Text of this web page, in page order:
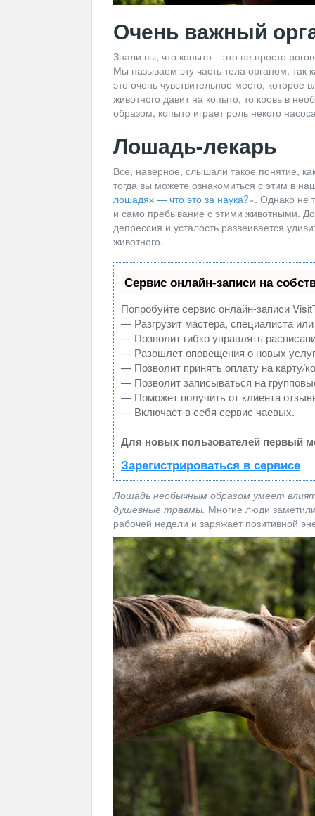
Очень важный
Знали вы, что копыто – это не просто
Мы называем эту часть тела органом, так
это очень чувствительное место, которое
животного давит на копыто, то кровь в
образом, копыто играет роль некого
Лошадь-лекарь
Все, наверное, слышали такое понятие,
тогда вы можете ознакомиться с этим в
лошадях — что это за наука?». Однако не
и само пребывание с этими животными.
депрессия и усталость развеивается
животного.
Сервис онлайн-записи на
Попробуйте сервис онлайн-записи
— Разгрузит мастера, специалиста
— Позволит гибко управлять
— Разошлет оповещения о новых
— Позволит принять оплату на карту/
— Позволит записываться на
— Поможет получить от клиента
— Включает в себя сервис чаевых.
Для новых пользователей первый
Зарегистрироваться в сервисе
Лошадь необычным образом умеет
душевные травмы. Многие люди
рабочей недели и заряжает позитивной